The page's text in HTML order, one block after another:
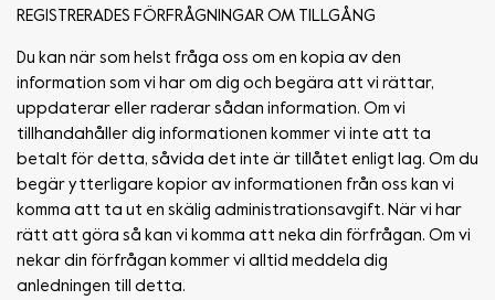
REGISTRERADES FÖRFRÅGNINGAR OM TILLGÅNG
Du kan när som helst fråga oss om en kopia av den
information som vi har om dig och begära att vi rättar,
uppdaterar eller raderar sådan information. Om vi
tillhandahåller dig informationen kommer vi inte att ta
betalt för detta, såvida det inte är tillåtet enligt lag. Om du
begär ytterligare kopior av informationen från oss kan vi
komma att ta ut en skälig administrationsavgift. När vi har
rätt att göra så kan vi komma att neka din förfrågan. Om vi
nekar din förfrågan kommer vi alltid meddela dig
anledningen till detta.